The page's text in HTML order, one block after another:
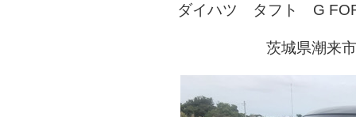
ダイハツ タフト G
茨城県潮来